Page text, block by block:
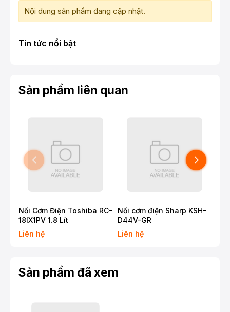
Nội dung sản phẩm đang cập nhật.
Tin tức nổi bật
Sản phẩm liên quan
Nồi Cơm Điện Toshiba RC-
18IX1PV 1.8 Lít
Liên hệ
Nồi cơm điện Sharp KSH-
D44V-GR
Liên hệ
Sản phẩm đã xem